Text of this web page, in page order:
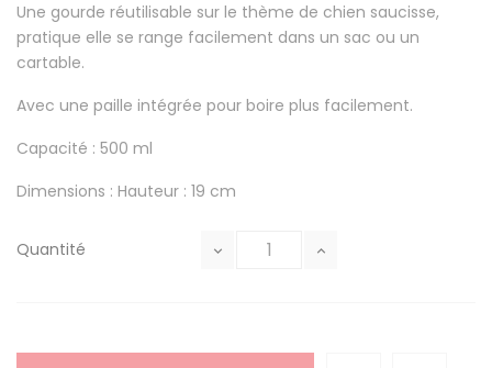
Une gourde réutilisable sur le thème de chien saucisse,
pratique elle se range facilement dans un sac ou un
cartable.
Avec une paille intégrée pour boire plus facilement.
Capacité : 500 ml
Dimensions : Hauteur : 19 cm
Quantité